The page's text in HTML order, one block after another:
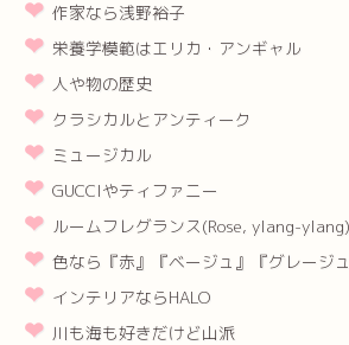
作家なら浅野裕子
栄養学模範はエリカ・アンギャル
人や物の歴史
クラシカルとアンティーク
ミュージカル
GUCCIやティファニー
ルームフレグランス(Rose, ylang-ylang)
色なら『赤』『ベージュ』『グレージュ
インテリアならHALO
川も海も好きだけど山派